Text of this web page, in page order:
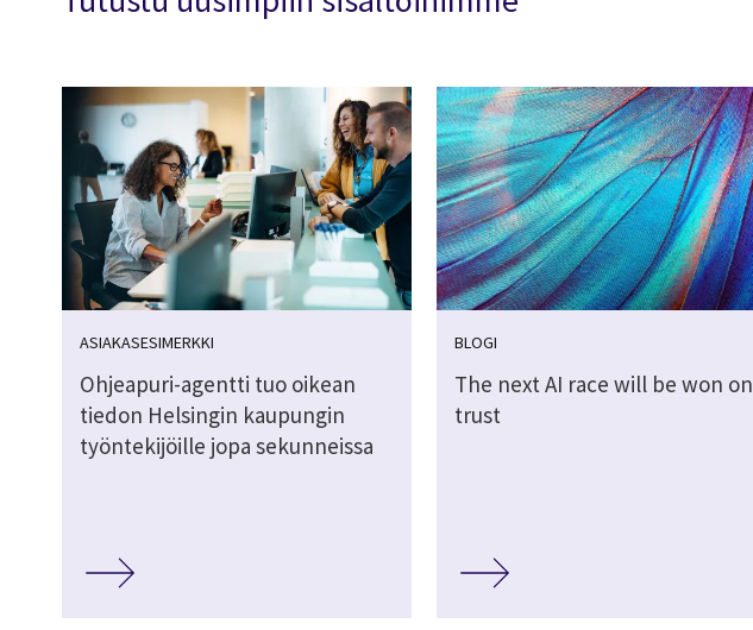
ASIAKASESIMERKKI
Ohjeapuri-agentti tuo oikean
tiedon Helsingin kaupungin
työntekijöille jopa sekunneissa
BLOGI
The next AI race will be won on
trust